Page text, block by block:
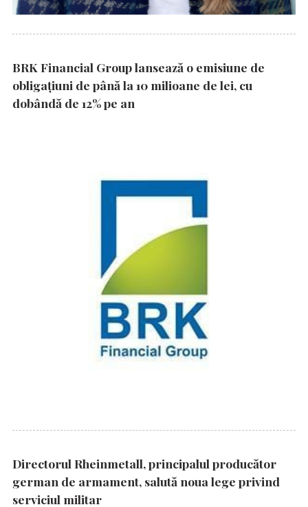
BRK Financial Group lansează o emisiune de
obligațiuni de până la 10 milioane de lei, cu
dobândă de 12% pe an
Directorul Rheinmetall, principalul producător
german de armament, salută noua lege privind
serviciul militar